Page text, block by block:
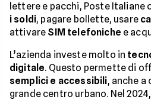
lettere e pacchi, Poste Italiane
i soldi, pagare bollette, usare
attivare SIM telefoniche e
L’azienda investe molto in
digitale. Questo permette di
semplici e accessibili, anche a
grande centro urbano. Nel